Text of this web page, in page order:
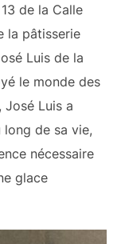
de la Calle
la pâtisserie
Luis de la
le monde des
José Luis a
de sa vie,
nécessaire
glace